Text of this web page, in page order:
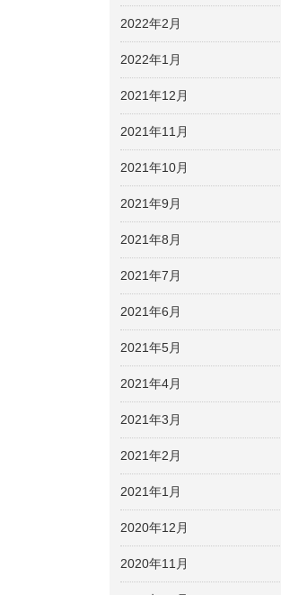
2022年2月
2022年1月
2021年12月
2021年11月
2021年10月
2021年9月
2021年8月
2021年7月
2021年6月
2021年5月
2021年4月
2021年3月
2021年2月
2021年1月
2020年12月
2020年11月